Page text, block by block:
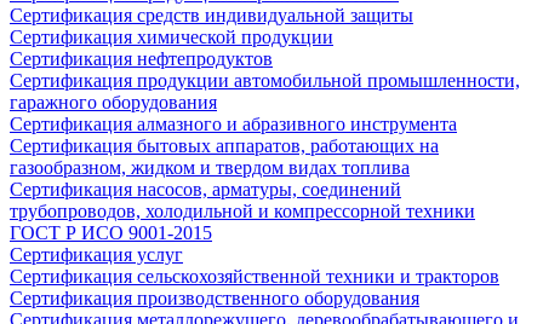
Сертификация средств индивидуальной защиты
Сертификация химической продукции
Сертификация нефтепродуктов
Сертификация продукции автомобильной промышленности,
гаражного оборудования
Сертификация алмазного и абразивного инструмента
Сертификация бытовых аппаратов, работающих на
газообразном, жидком и твердом видах топлива
Сертификация насосов, арматуры, соединений
трубопроводов, холодильной и компрессорной техники
ГОСТ Р ИСО 9001-2015
Сертификация услуг
Сертификация сельскохозяйственной техники и тракторов
Сертификация производственного оборудования
Сертификация металлорежущего, деревообрабатывающего и